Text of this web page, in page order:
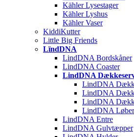
Kähler Lysestager
Kähler Lyshus
Kähler Vaser
KiddiKutter
Little Big Friends
LïndDNA
LindDNA Bordskåner
LindDNA Coaster
LindDNA
LindDNA
LindDNA
LindDNA
LindDNA Løber
LindDNA Entre
LindDNA Gulvtæpper